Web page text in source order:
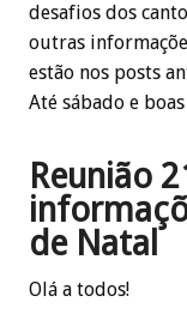
desafios dos
outras
estão nos posts
Até sábado e
Reunião
de Natal
Olá a todos!